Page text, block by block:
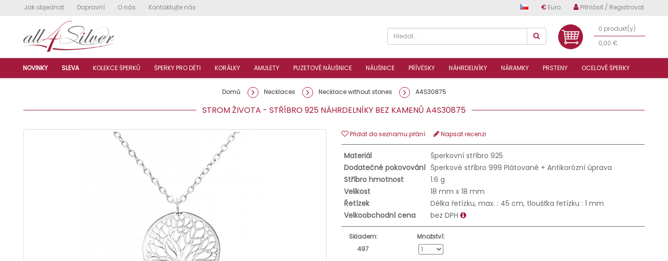
Jak objednat Dopravní O nás Kontaktujte nás € Euro Přihlásit / Registrovat
0 produkt(y)
0,00 €
NOVINKY SLEVA KOLEKCE ŠPERKŮ ŠPERKY PRO DĚTI KORÁLKY AMULETY PUZETOVÉ NÁUŠNICE NÁUŠNICE PŘÍVĚSKY NÁHRDELNÍKY NÁRAMKY PRSTENY OCELOVÉ ŠPERKY
Domů Necklaces Necklace without stones A4S30875
STROM ŽIVOTA - STŘÍBRO 925 NÁHRDELNÍKY BEZ KAMENŮ A4S30875
Přidat do seznamu přání Napsat recenzi
Materiál
Šperkovní stříbro 925
Dodatečné pokovování Šperkové stříbro 999 Plátované + Antikorózní úprava
Stříbro hmotnost
1.6 g
Velikost
18 mm x 18 mm
Řetízek
Délka řetízku, max. : 45 cm, tloušťka řetízku : 1 mm
Velkoobchodní cena
bez DPH
Skladem:
497
Množství: